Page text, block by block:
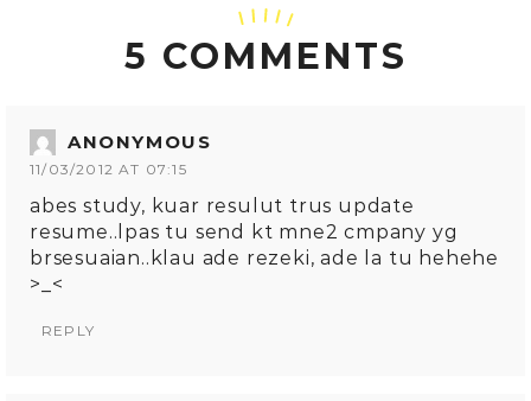
5 COMMENTS
ANONYMOUS
11/03/2012 AT 07:15
abes study, kuar resulut trus update
resume..lpas tu send kt mne2 cmpany yg
brsesuaian..klau ade rezeki, ade la tu hehehe
>_<
REPLY